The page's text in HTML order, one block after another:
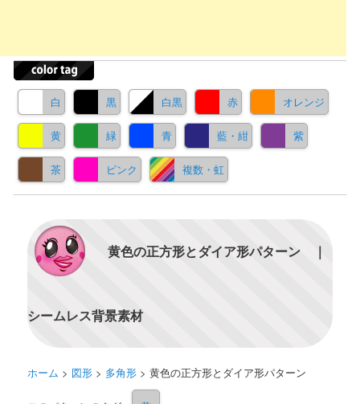
白 黒 白黒 赤 オレンジ
黄 緑 青 藍・紺 紫
茶 ピンク 複数・虹
黄色の正方形とダイア形パターン ｜
シームレス背景素材
ホーム > 図形 > 多角形 >黄色の正方形とダイア形パターン